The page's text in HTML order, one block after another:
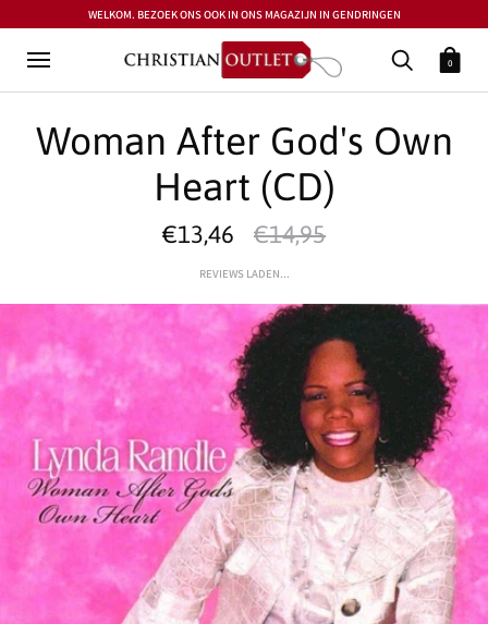
WELKOM. BEZOEK ONS OOK IN ONS MAGAZIJN IN GENDRINGEN
0
Woman After God's Own
Heart (CD)
€13,46 €14,95
REVIEWS LADEN...